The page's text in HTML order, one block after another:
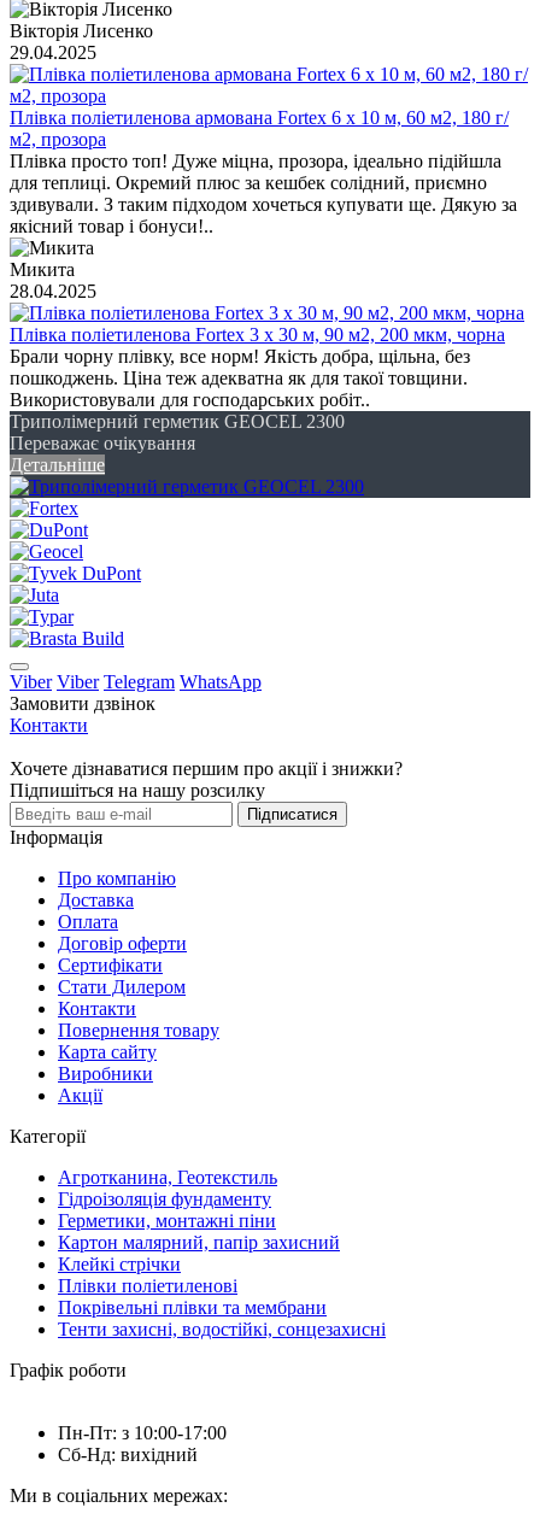
Вікторія Лисенко
29.04.2025
Плівка поліетиленова армована Fortex 6 x 10 м, 60 м2, 180 г/
м2, прозора
Плівка просто топ! Дуже міцна, прозора, ідеально підійшла
для теплиці. Окремий плюс за кешбек солідний, приємно
здивували. З таким підходом хочеться купувати ще. Дякую за
якісний товар і бонуси!..
Микита
28.04.2025
Плівка поліетиленова Fortex 3 х 30 м, 90 м2, 200 мкм, чорна
Брали чорну плівку, все норм! Якість добра, щільна, без
пошкоджень. Ціна теж адекватна як для такої товщини.
Використовували для господарських робіт..
Триполімерний герметик GEOCEL 2300
Переважає очікування
Детальніше
Viber Viber Telegram WhatsApp
Замовити дзвінок
Контакти
Хочете дізнаватися першим про акції і знижки?
Підпишіться на нашу розсилку
Підписатися
Інформація
Про компанію
Доставка
Оплата
Договір оферти
Сертифікати
Стати Дилером
Контакти
Повернення товару
Карта сайту
Виробники
Акції
Категорії
Агротканина, Геотекстиль
Гідроізоляція фундаменту
Герметики, монтажні піни
Картон малярний, папір захисний
Клейкі стрічки
Плівки поліетиленові
Покрівельні плівки та мембрани
Тенти захисні, водостійкі, сонцезахисні
Графік роботи
Пн-Пт: з 10:00-17:00
Сб-Нд: вихідний
Ми в соціальних мережах: